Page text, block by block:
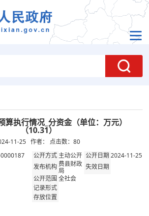
算执行情况_分资金（单位：万元）
（10.31）
11-25 作者： 点击数： 80
公开方式 主动公开 公开日期2024-11-25
发布机构费县财政
局
失效日期
公开范围全社会
记录形式
存放位置